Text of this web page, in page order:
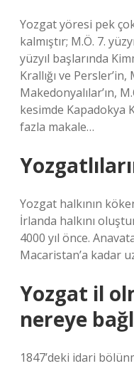
Yozgat yöresi pek
kalmıştır; M.Ö. 7.
yüzyıl başlarında
Krallığı ve Persler’in,
Makedonyalılar’ın,
kesimde Kapadokya
fazla makale…
Yozgat halkının
İrlanda halkını
4000 yıl önce.
Macaristan’a kadar
Yozgat il
nereye
1847’deki idari